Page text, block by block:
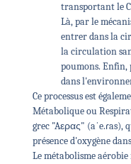
transportant le
Là, par le
entrer dans la
la circulation
poumons. Enfin,
dans
Ce processus est
Métaboliqueou
grec "Aερας" (aˈe.ɾas),
présence d'oxygène
Le métabolisme